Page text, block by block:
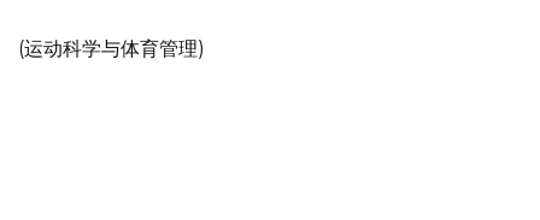
(运动科学与体育管理)